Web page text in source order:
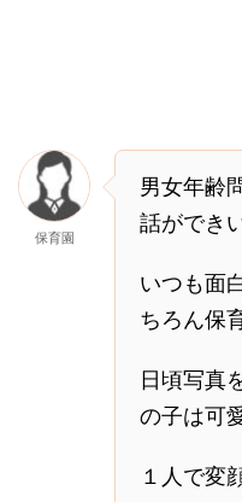
保育園
男女年齢
話ができ
いつも面
ちろん保
日頃写真
の子は可
１人で変